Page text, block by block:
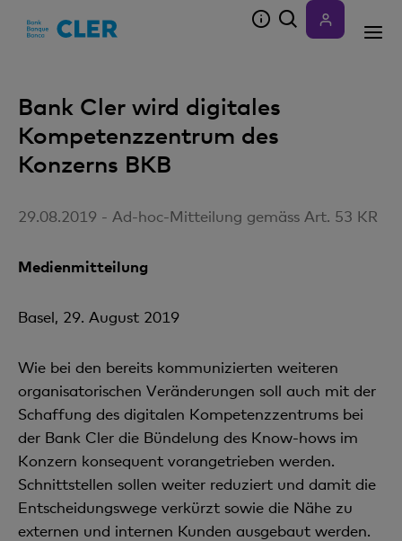
Bank Cler wird digitales
Kompetenzzentrum des
Konzerns BKB
29.08.2019 - Ad-hoc-Mitteilung gemäss Art. 53 KR
Medienmitteilung
Basel, 29. August 2019
Wie bei den bereits kommunizierten weiteren
organisatorischen Veränderungen soll auch mit der
Schaffung des digitalen Kompetenzzentrums bei
der Bank Cler die Bündelung des Know-hows im
Konzern konsequent vorangetrieben werden.
Schnittstellen sollen weiter reduziert und damit die
Entscheidungswege verkürzt sowie die Nähe zu
externen und internen Kunden ausgebaut werden.